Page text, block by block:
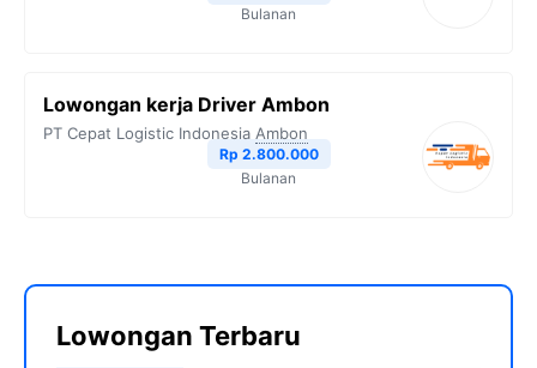
Bulanan
Lowongan kerja Driver Ambon
PT Cepat Logistic Indonesia Ambon
Rp 2.800.000
Bulanan
Lowongan Terbaru